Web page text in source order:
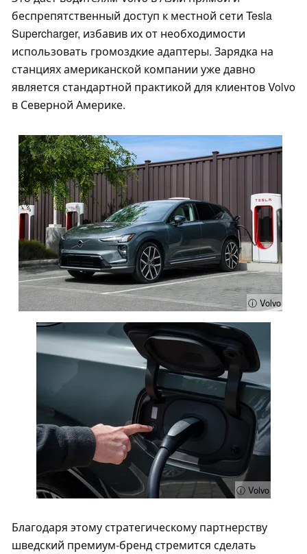
беспрепятственный доступ к местной сети Tesla
Supercharger, избавив их от необходимости
использовать громоздкие адаптеры. Зарядка на
станциях американской компании уже давно
является стандартной практикой для клиентов Volvo
в Северной Америке.
ⓘ Volvo
ⓘ Volvo
Благодаря этому стратегическому партнерству
шведский премиум-бренд стремится сделать